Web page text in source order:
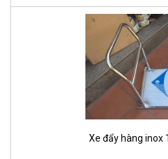
Xe đẩy hàng inox